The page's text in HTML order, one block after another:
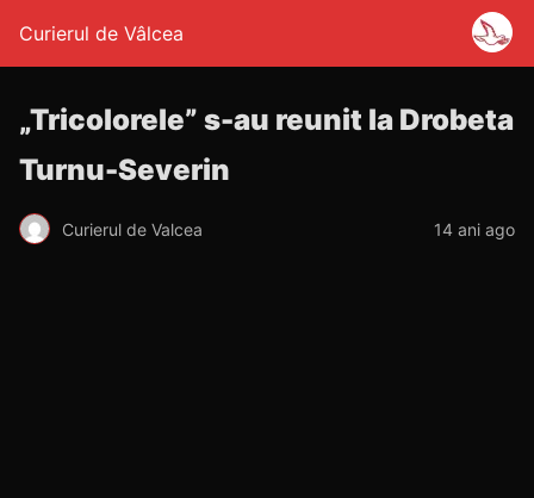
Curierul de Vâlcea
„Tricolorele” s-au reunit la Drobeta
Turnu-Severin
Curierul de Valcea 14 ani ago